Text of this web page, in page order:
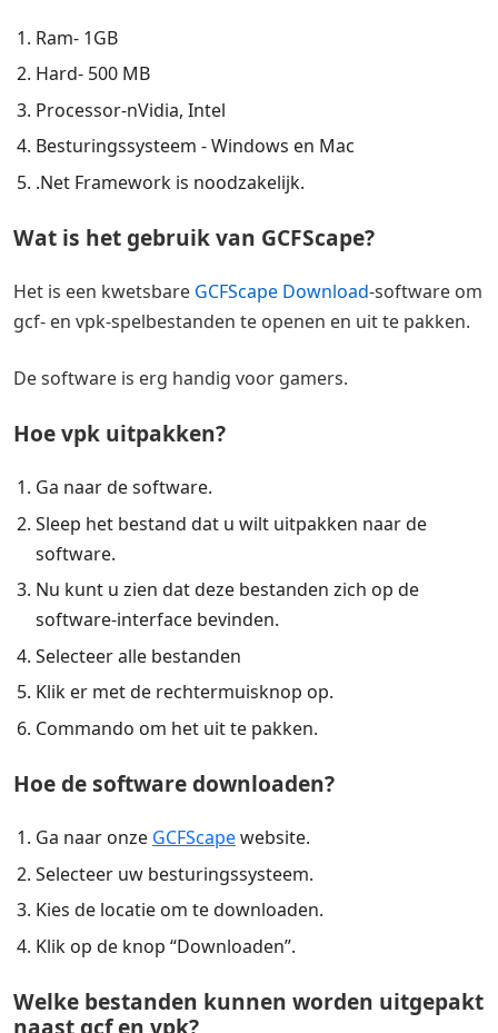
Ram- 1GB
Hard- 500 MB
Processor-nVidia, Intel
Besturingssysteem - Windows en Mac
.Net Framework is noodzakelijk.
Wat is het gebruik van GCFScape?
Het is een kwetsbare GCFScape Download-software om
gcf- en vpk-spelbestanden te openen en uit te pakken.
De software is erg handig voor gamers.
Hoe vpk uitpakken?
Ga naar de software.
Sleep het bestand dat u wilt uitpakken naar de
software.
Nu kunt u zien dat deze bestanden zich op de
software-interface bevinden.
Selecteer alle bestanden
Klik er met de rechtermuisknop op.
Commando om het uit te pakken.
Hoe de software downloaden?
Ga naar onze GCFScapewebsite.
Selecteer uw besturingssysteem.
Kies de locatie om te downloaden.
Klik op de knop “Downloaden”.
Welke bestanden kunnen worden uitgepakt
naast gcf en vpk?